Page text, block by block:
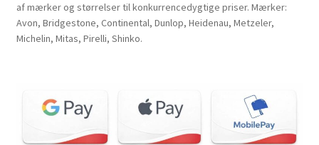
af mærker og størrelser til konkurrencedygtige priser. Mærker:
Avon, Bridgestone, Continental, Dunlop, Heidenau, Metzeler,
Michelin, Mitas, Pirelli, Shinko.